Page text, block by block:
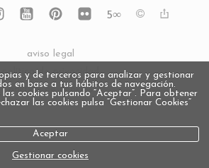
5∞
aviso legal
política de privacidad
política de cookies
y de terceros para analizar y gestionar
en base a tus hábitos de navegación.
cookies pulsando “Aceptar”. Para obtener
las cookies pulsa “Gestionar Cookies“
Aceptar
Gestionar cookies